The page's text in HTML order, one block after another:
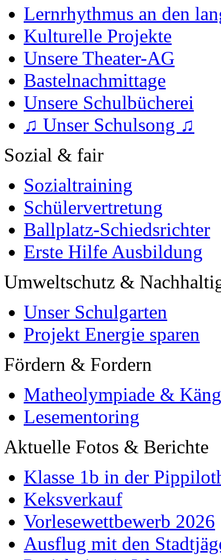
Lernrhythmus an den
Kulturelle Projekte
Unsere Theater-AG
Bastelnachmittage
Unsere Schulbücherei
♫ Unser Schulsong ♫
Sozial & fair
Sozialtraining
Schülervertretung
Ballplatz-Schiedsrichter
Erste Hilfe Ausbildung
Umweltschutz &
Unser Schulgarten
Projekt Energie sparen
Fördern & Fordern
Matheolympiade &
Lesementoring
Aktuelle Fotos & Berichte
Klasse 1b in der
Keksverkauf
Vorlesewettbewerb 2026
Ausflug mit den